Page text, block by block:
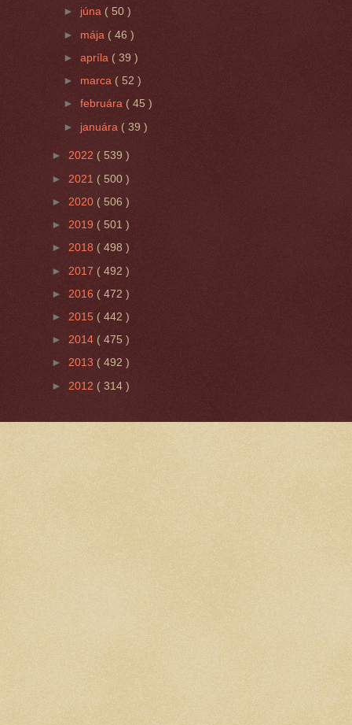
► júna ( 50 )
► mája ( 46 )
►apríla ( 39 )
► marca ( 52 )
►februára ( 45 )
► januára( 39 )
► 2022 ( 539 )
► 2021 ( 500 )
► 2020 ( 506 )
► 2019 ( 501 )
► 2018 ( 498 )
► 2017 ( 492 )
► 2016 ( 472 )
► 2015 ( 442 )
► 2014 ( 475 )
► 2013 ( 492 )
► 2012 ( 314 )